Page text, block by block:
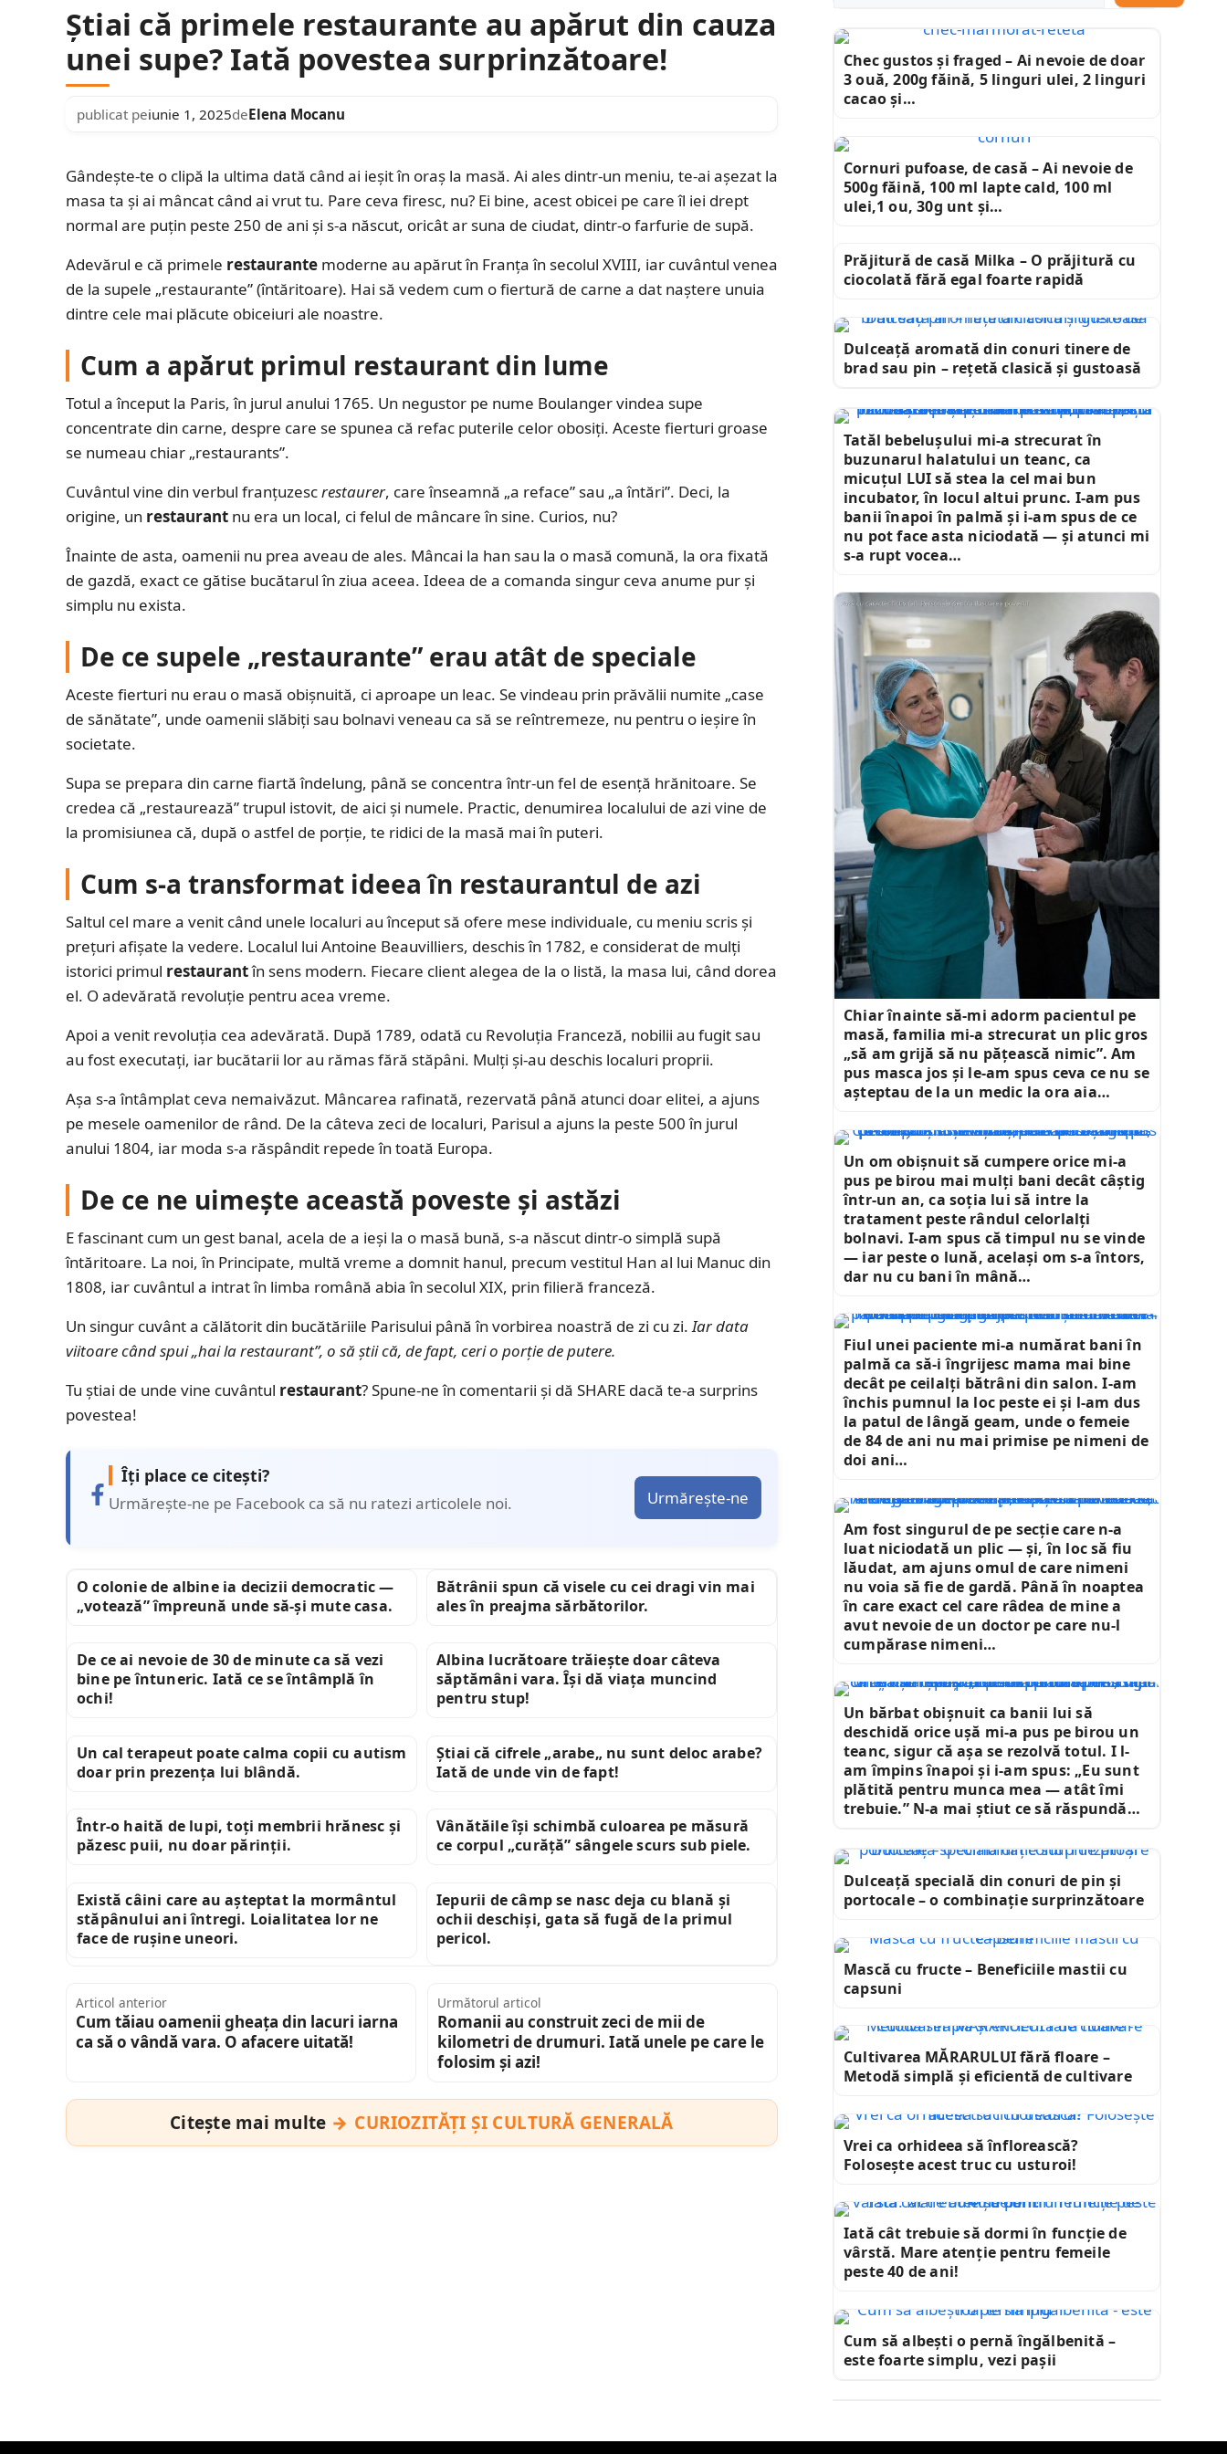
Știai că primele restaurante au apărut din cauza
unei supe? Iată povestea surprinzătoare!
publicat peiunie 1, 2025deElena Mocanu
Gândește-te o clipă la ultima dată când ai ieșit în oraș la masă. Ai ales dintr-un meniu, te-ai așezat la
masa ta și ai mâncat când ai vrut tu. Pare ceva firesc, nu? Ei bine, acest obicei pe care îl iei drept
normal are puțin peste 250 de ani și s-a născut, oricât ar suna de ciudat, dintr-o farfurie de supă.
Adevărul e că primele restaurante moderne au apărut în Franța în secolul XVIII, iar cuvântul venea
de la supele „restaurante” (întăritoare). Hai să vedem cum o fiertură de carne a dat naștere unuia
dintre cele mai plăcute obiceiuri ale noastre.
Cum a apărut primul restaurant din lume
Totul a început la Paris, în jurul anului 1765. Un negustor pe nume Boulanger vindea supe
concentrate din carne, despre care se spunea că refac puterile celor obosiți. Aceste fierturi groase
se numeau chiar „restaurants”.
Cuvântul vine din verbul franțuzescrestaurer, care înseamnă „a reface” sau „a întări”. Deci, la
origine, un restaurant nu era un local, ci felul de mâncare în sine. Curios, nu?
Înainte de asta, oamenii nu prea aveau de ales. Mâncai la han sau la o masă comună, la ora fixată
de gazdă, exact ce gătise bucătarul în ziua aceea. Ideea de a comanda singur ceva anume pur și
simplu nu exista.
De ce supele „restaurante” erau atât de speciale
Aceste fierturi nu erau o masă obișnuită, ci aproape un leac. Se vindeau prin prăvălii numite „case
de sănătate”, unde oamenii slăbiți sau bolnavi veneau ca să se reîntremeze, nu pentru o ieșire în
societate.
Supa se prepara din carne fiartă îndelung, până se concentra într-un fel de esență hrănitoare. Se
credea că „restaurează” trupul istovit, de aici și numele. Practic, denumirea localului de azi vine de
la promisiunea că, după o astfel de porție, te ridici de la masă mai în puteri.
Cum s-a transformat ideea în restaurantul de azi
Saltul cel mare a venit când unele localuri au început să ofere mese individuale, cu meniu scris și
prețuri afișate la vedere. Localul lui Antoine Beauvilliers, deschis în 1782, e considerat de mulți
istorici primul restaurantîn sens modern. Fiecare client alegea de la o listă, la masa lui, când dorea
el. O adevărată revoluție pentru acea vreme.
Apoi a venit revoluția cea adevărată. După 1789, odată cu Revoluția Franceză, nobilii au fugit sau
au fost executați, iar bucătarii lor au rămas fără stăpâni. Mulți și-au deschis localuri proprii.
Așa s-a întâmplat ceva nemaivăzut. Mâncarea rafinată, rezervată până atunci doar elitei, a ajuns
pe mesele oamenilor de rând. De la câteva zeci de localuri, Parisul a ajuns la peste 500 în jurul
anului 1804, iar moda s-a răspândit repede în toată Europa.
De ce ne uimește această poveste și astăzi
E fascinant cum un gest banal, acela de a ieși la o masă bună, s-a născut dintr-o simplă supă
întăritoare. La noi, în Principate, multă vreme a domnit hanul, precum vestitul Han al lui Manuc din
1808, iar cuvântul a intrat în limba română abia în secolul XIX, prin filieră franceză.
Un singur cuvânt a călătorit din bucătăriile Parisului până în vorbirea noastră de zi cu zi.Iar data
viitoare când spui „hai la restaurant”, o să știi că, de fapt, ceri o porție de putere.
Tu știai de unde vine cuvântul restaurant? Spune-ne în comentarii și dă SHARE dacă te-a surprins
povestea!
Îți place ce citești?
Urmărește-ne pe Facebook ca să nu ratezi articolele noi. Urmărește-ne
O colonie de albine ia decizii democratic —
„votează” împreună unde să-și mute casa.
Bătrânii spun că visele cu cei dragi vin mai
ales în preajma sărbătorilor.
De ce ai nevoie de 30 de minute ca să vezi
bine pe întuneric. Iată ce se întâmplă în
ochi!
Albina lucrătoare trăiește doar câteva
săptămâni vara. Își dă viața muncind
pentru stup!
Un cal terapeut poate calma copii cu autism
doar prin prezența lui blândă.
Știai că cifrele „arabe„ nu sunt deloc arabe?
Iată de unde vin de fapt!
Într-o haită de lupi, toți membrii hrănesc și
păzesc puii, nu doar părinții.
Vânătăile își schimbă culoarea pe măsură
ce corpul „curăță” sângele scurs sub piele.
Există câini care au așteptat la mormântul
stăpânului ani întregi. Loialitatea lor ne
face de rușine uneori.
Iepurii de câmp se nasc deja cu blană și
ochii deschiși, gata să fugă de la primul
pericol.
Articol anterior
Cum tăiau oamenii gheața din lacuri iarna
ca să o vândă vara. O afacere uitată!
Următorul articol
Romanii au construit zeci de mii de
kilometri de drumuri. Iată unele pe care le
folosim și azi!
Citește mai multe CURIOZITĂȚI ȘI CULTURĂ GENERALĂ
Chec gustos și fraged – Ai nevoie de doar
3 ouă, 200g făină, 5 linguri ulei, 2 linguri
cacao și…
Cornuri pufoase, de casă – Ai nevoie de
500g făină, 100 ml lapte cald, 100 ml
ulei,1 ou, 30g unt și…
Prăjitură de casă Milka – O prăjitură cu
ciocolată fără egal foarte rapidă
Dulceață aromată din conuri tinere de
brad sau pin – rețetă clasică și gustoasă
Tatăl bebelușului mi-a strecurat în
buzunarul halatului un teanc, ca
micuțul LUI să stea la cel mai bun
incubator, în locul altui prunc. I-am pus
banii înapoi în palmă și i-am spus de ce
nu pot face asta niciodată — și atunci mi
s-a rupt vocea…
Chiar înainte să-mi adorm pacientul pe
masă, familia mi-a strecurat un plic gros
„să am grijă să nu pățească nimic”. Am
pus masca jos și le-am spus ceva ce nu se
așteptau de la un medic la ora aia…
Un om obișnuit să cumpere orice mi-a
pus pe birou mai mulți bani decât câștig
într-un an, ca soția lui să intre la
tratament peste rândul celorlalți
bolnavi. I-am spus că timpul nu se vinde
— iar peste o lună, același om s-a întors,
dar nu cu bani în mână…
Fiul unei paciente mi-a numărat bani în
palmă ca să-i îngrijesc mama mai bine
decât pe ceilalți bătrâni din salon. I-am
închis pumnul la loc peste ei și l-am dus
la patul de lângă geam, unde o femeie
de 84 de ani nu mai primise pe nimeni de
doi ani…
Am fost singurul de pe secție care n-a
luat niciodată un plic — și, în loc să fiu
lăudat, am ajuns omul de care nimeni
nu voia să fie de gardă. Până în noaptea
în care exact cel care râdea de mine a
avut nevoie de un doctor pe care nu-l
cumpărase nimeni…
Un bărbat obișnuit ca banii lui să
deschidă orice ușă mi-a pus pe birou un
teanc, sigur că așa se rezolvă totul. I l-
am împins înapoi și i-am spus: „Eu sunt
plătită pentru munca mea — atât îmi
trebuie.” N-a mai știut ce să răspundă…
Dulceață specială din conuri de pin și
portocale – o combinație surprinzătoare
Mască cu fructe – Beneficiile mastii cu
capsuni
Cultivarea MĂRARULUI fără floare –
Metodă simplă și eficientă de cultivare
Vrei ca orhideea să înflorească?
Folosește acest truc cu usturoi!
Iată cât trebuie să dormi în funcție de
vârstă. Mare atenție pentru femeile
peste 40 de ani!
Cum să albești o pernă îngălbenită –
este foarte simplu, vezi pașii